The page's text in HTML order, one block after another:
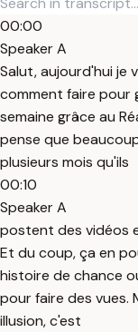
00:00
Speaker A
Salut, aujourd'hui je
comment faire pour
semaine grâce au
pense que
plusieurs mois qu'ils
00:10
Speaker A
postent des vidéos
Et du coup, ça en
histoire de chance
pour faire des vues.
illusion, c'est